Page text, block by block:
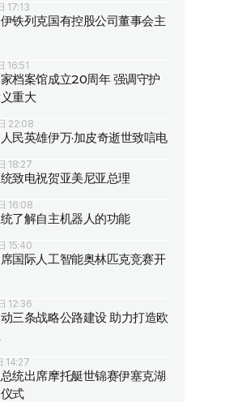
17:13
铁列克国有控股公司董事会主
16:51
档案馆成立20周年 强调守护
重大
22:08
民英雄伊万·加皮奇逝世致唁电
18:27
致电祝贺亚美尼亚总理
16:08
了解自主机器人的功能
15:40
国际人工智能奥林匹克竞赛开
12:36
三条战略公路建设 助力打造欧
14:27
统出席摩托艇世锦赛伊塞克湖
式